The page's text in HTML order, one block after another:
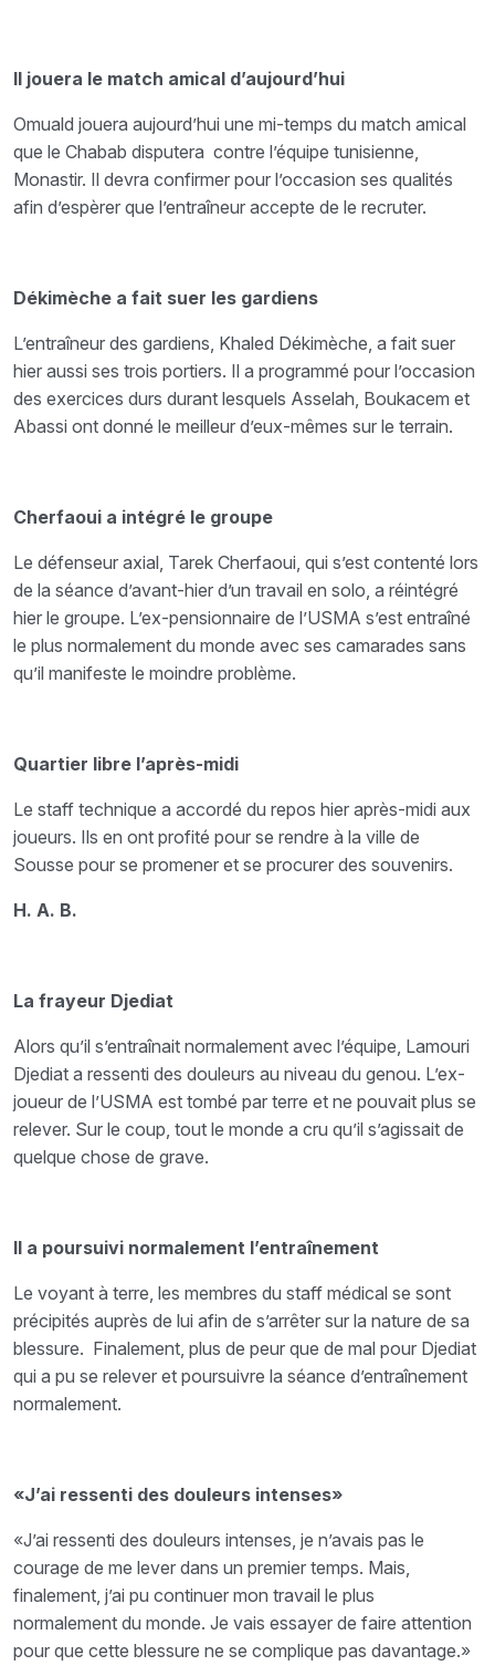
Il jouera le match amical d’aujourd’hui
Omuald jouera aujourd’hui une mi-temps du match amical
que le Chabab disputera contre l’équipe tunisienne,
Monastir. Il devra confirmer pour l’occasion ses qualités
afin d’espèrer que l’entraîneur accepte de le recruter.
Dékimèche a fait suer les gardiens
L’entraîneur des gardiens, Khaled Dékimèche, a fait suer
hier aussi ses trois portiers. Il a programmé pour l’occasion
des exercices durs durant lesquels Asselah, Boukacem et
Abassi ont donné le meilleur d’eux-mêmes sur le terrain.
Cherfaoui a intégré le groupe
Le défenseur axial, Tarek Cherfaoui, qui s’est contenté lors
de la séance d’avant-hier d’un travail en solo, a réintégré
hier le groupe. L’ex-pensionnaire de l’USMA s’est entraîné
le plus normalement du monde avec ses camarades sans
qu’il manifeste le moindre problème.
Quartier libre l’après-midi
Le staff technique a accordé du repos hier après-midi aux
joueurs. Ils en ont profité pour se rendre à la ville de
Sousse pour se promener et se procurer des souvenirs.
H. A. B.
La frayeur Djediat
Alors qu’il s’entraînait normalement avec l’équipe, Lamouri
Djediat a ressenti des douleurs au niveau du genou. L’ex-
joueur de l’USMA est tombé par terre et ne pouvait plus se
relever. Sur le coup, tout le monde a cru qu’il s’agissait de
quelque chose de grave.
Il a poursuivi normalement l’entraînement
Le voyant à terre, les membres du staff médical se sont
précipités auprès de lui afin de s’arrêter sur la nature de sa
blessure. Finalement, plus de peur que de mal pour Djediat
qui a pu se relever et poursuivre la séance d’entraînement
normalement.
«J’ai ressenti des douleurs intenses»
«J’ai ressenti des douleurs intenses, je n’avais pas le
courage de me lever dans un premier temps. Mais,
finalement, j’ai pu continuer mon travail le plus
normalement du monde. Je vais essayer de faire attention
pour que cette blessure ne se complique pas davantage.»